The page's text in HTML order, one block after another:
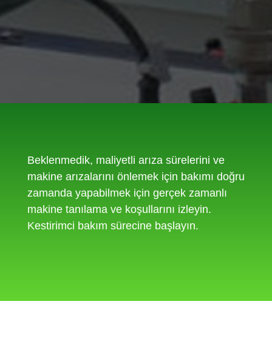
Beklenmedik, maliyetli arıza sürelerini ve
makine arızalarını önlemek için bakımı doğru
zamanda yapabilmek için gerçek zamanlı
makine tanılama ve koşullarını izleyin.
Kestirimci bakım sürecine başlayın.